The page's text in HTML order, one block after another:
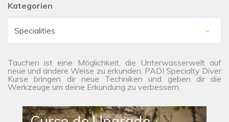
Kategorien
Tauchen ist eine Möglichkeit, die Unterwasserwelt auf
neue und andere Weise zu erkunden. PADI Specialty Diver
Kurse bringen dir neue Techniken und geben dir die
Werkzeuge um deine Erkundung zu verbessern.